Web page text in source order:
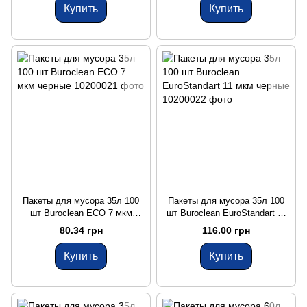
Купить Купить
Пакеты для мусора 35л 100
шт Buroclean ECO 7 мкм
черные
80.34 грн
Купить
Пакеты для мусора 35л 100
шт Buroclean EuroStandart 11
мкм черные
116.00 грн
Купить